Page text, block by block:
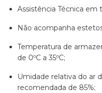
Assistência Técnica em
Não acompanha
Temperatura de
de 0ºC a 35ºC;
Umidade relativa do ar
recomendada de 85%;